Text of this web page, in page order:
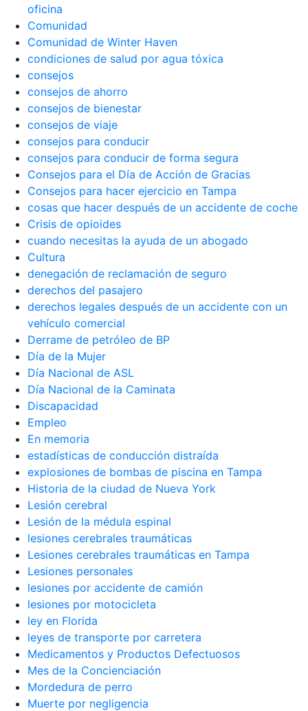
oficina
Comunidad
Comunidad de Winter Haven
condiciones de salud por agua tóxica
consejos
consejos de ahorro
consejos de bienestar
consejos de viaje
consejos para conducir
consejos para conducir de forma segura
Consejos para el Día de Acción de Gracias
Consejos para hacer ejercicio en Tampa
cosas que hacer después de un accidente de coche
Crisis de opioides
cuando necesitas la ayuda de un abogado
Cultura
denegación de reclamación de seguro
derechos del pasajero
derechos legales después de un accidente con un
vehículo comercial
Derrame de petróleo de BP
Día de la Mujer
Día Nacional de ASL
Día Nacional de la Caminata
Discapacidad
Empleo
En memoria
estadísticas de conducción distraída
explosiones de bombas de piscina en Tampa
Historia de la ciudad de Nueva York
Lesión cerebral
Lesión de la médula espinal
lesiones cerebrales traumáticas
Lesiones cerebrales traumáticas en Tampa
Lesiones personales
lesiones por accidente de camión
lesiones por motocicleta
ley en Florida
leyes de transporte por carretera
Medicamentos y Productos Defectuosos
Mes de la Concienciación
Mordedura de perro
Muerte por negligencia